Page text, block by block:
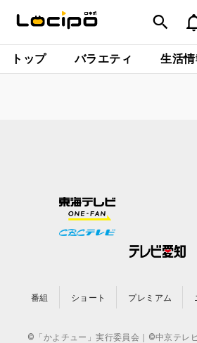
トップ バラエティ 生活情
番組 ショート プレミアム
©「かよチュー」実行委員会｜©中京テレ